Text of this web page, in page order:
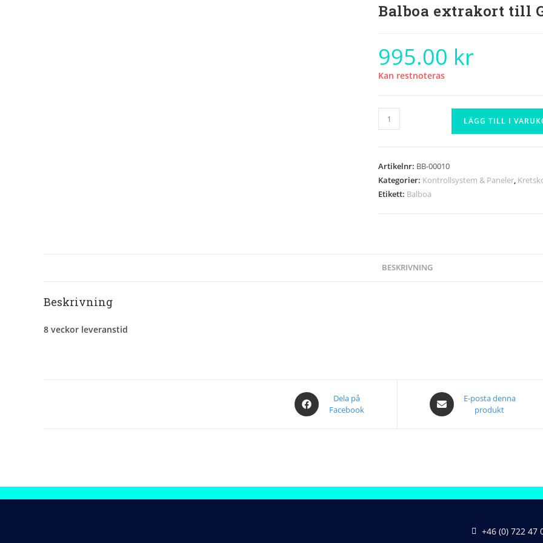
Balboa extrakort till
995.00 kr
Kan restnoteras
LÄGG TILL I
Artikelnr: BB-00010
Kategorier: Kontrollsystem & Paneler,
Etikett: Balboa
BESKRIVNING
Beskrivning
8 veckor leveranstid
Dela på
Facebook
E-posta denna
produkt
+46 (0) 722 47